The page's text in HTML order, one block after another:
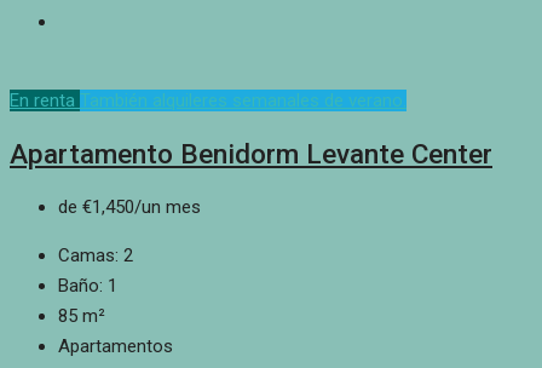
En renta También alquileres semanales de verano.
Apartamento Benidorm Levante Center
de €1,450/un mes
Camas: 2
Baño: 1
85 m²
Apartamentos